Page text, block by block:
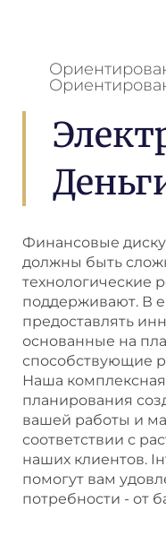
Финансовые
должны быть
технологические
поддерживают. В
предоставлять
основанные на
способствующие
Наша
планирования
вашей работы и
соответствии с
наших клиентов. I
помогут вам
потребности - от